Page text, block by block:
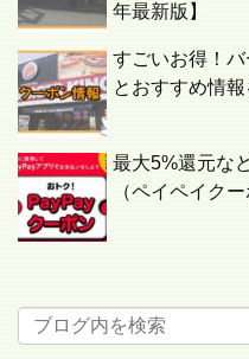
年最新版】
すごいお得！
とおすすめ情
最大5%還元な
（ペイペイク